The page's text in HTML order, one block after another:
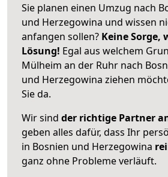
Sie planen einen Umzug nach
und Herzegowina und wissen
anfangen sollen? Keine Sorge,
Lösung! Egal aus welchem
Mülheim an der Ruhr nach
und Herzegowina ziehen
Sie da.
Wir sind der richtige Partner
geben alles dafür, dass Ihr
in Bosnien und Herzegowina
ganz ohne Probleme verläuft.